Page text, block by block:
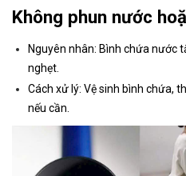
Không phun nước
Nguyên nhân: Bình chứa nước
nghẹt.
Cách xử lý: Vệ sinh bình chứa,
nếu cần.